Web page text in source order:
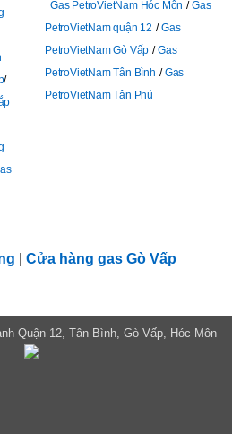
Gas PetroVietNam Hóc Môn
Gas
PetroVietNam quận 12
Gas
PetroVietNam Gò Vấp
Gas
PetroVietNam Tân Bình
Gas
PetroVietNam Tân Phú
Cửa hàng gas Gò Vấp
Quận 12, Tân Bình, Gò Vấp, Hóc Môn